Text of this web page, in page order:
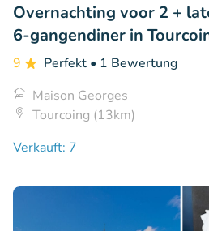
Overnachting voor 2 +
6-gangendiner in
9 Perfekt • 1 Bewertung
Maison Georges
Tourcoing (13km)
Verkauft: 7